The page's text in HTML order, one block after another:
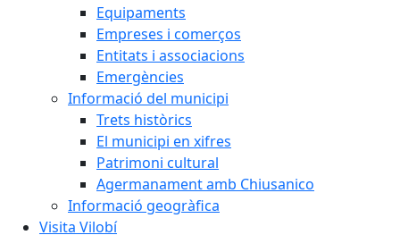
Equipaments
Empreses i comerços
Entitats i associacions
Emergències
Informació del municipi
Trets històrics
El municipi en xifres
Patrimoni cultural
Agermanament amb Chiusanico
Informació geogràfica
Visita Vilobí